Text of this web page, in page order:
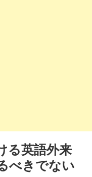
る英語外来
べきでない